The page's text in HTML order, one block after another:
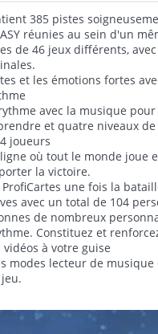
385 pistes
réunies au sein d'un
de 46 jeux différents,
et les émotions fortes
avec la musique
et quatre niveaux
joueurs
où tout le monde joue
la victoire.
une fois la
avec un total de 104
de nombreux
Constituez et
à votre guise
modes lecteur de